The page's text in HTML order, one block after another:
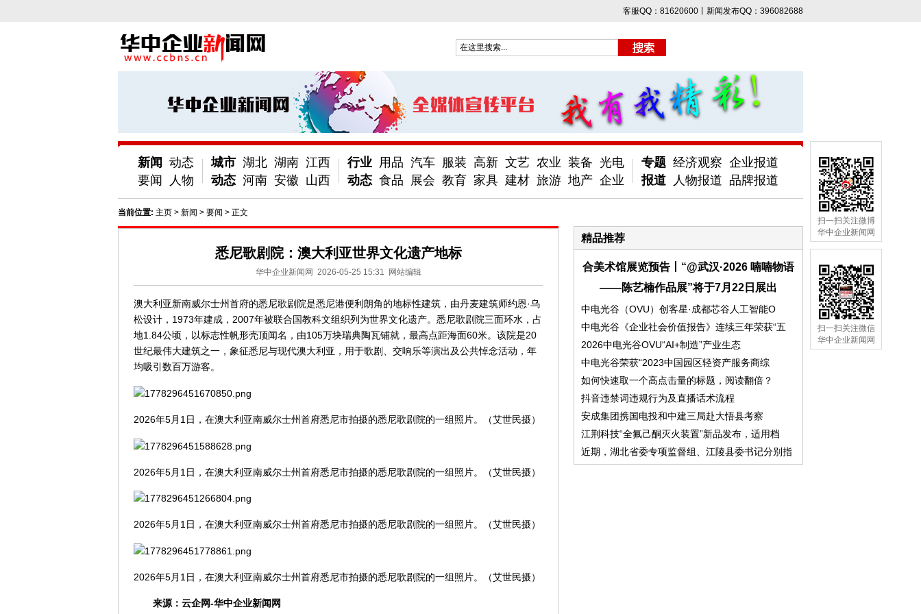
客服QQ：81620600丨新闻发布QQ：396082688
新闻
要闻
动态
人物
城市
动态
湖北 湖南 江西
河南 安徽 山西
行业
动态
用品 汽车 服装 高新 文艺 农业 装备 光电
食品
展会 教育 家具 建材 旅游 地产 企业
专题
报道
经济观察 企业报道
人物报道 品牌报道
扫一扫关注微博
华中企业新闻网
扫一扫关注微信
华中企业新闻网
当前位置: 主页 > 新闻 > 要闻 > 正文
悉尼歌剧院：澳大利亚世界文化遗产地标
华中企业新闻网 2026-05-25 15:31 网站编辑
澳大利亚新南威尔士州首府的悉尼歌剧院是悉尼港便利朗角的地标性建筑，由丹麦建筑师约恩·乌
松设计，1973年建成，2007年被联合国教科文组织列为世界文化遗产。悉尼歌剧院三面环水，占
地1.84公顷，以标志性帆形壳顶闻名，由105万块瑞典陶瓦铺就，最高点距海面60米。该院是‌‌20
世纪最伟大建筑之一，象征悉尼与现代澳大利亚，用于歌剧、交响乐等演出及公共悼念活动，年
均吸引数百万游客。
2026年5月1日，在澳大利亚南威尔士州首府悉尼市拍摄的悉尼歌剧院的一组照片。（艾世民摄）
2026年5月1日，在澳大利亚南威尔士州首府悉尼市拍摄的悉尼歌剧院的一组照片。（艾世民摄）
2026年5月1日，在澳大利亚南威尔士州首府悉尼市拍摄的悉尼歌剧院的一组照片。（艾世民摄）
2026年5月1日，在澳大利亚南威尔士州首府悉尼市拍摄的悉尼歌剧院的一组照片。（艾世民摄）
来源： 云企网-华中企业新闻网
精品推荐
合美术馆展览预告丨“@武汉·2026 喃喃物语
——陈艺楠作品展”将于7月22日展出
中电光谷（OVU）创客星·成都芯谷人工智能O
中电光谷《企业社会价值报告》连续三年荣获“五
2026中电光谷OVU“AI+制造”产业生态
中电光谷荣获“2023中国园区轻资产服务商综
如何快速取一个高点击量的标题，阅读翻倍？
抖音违禁词违规行为及直播话术流程
安成集团携国电投和中建三局赴大悟县考察
江荆科技“全氟己酮灭火装置”新品发布，适用档
近期，湖北省委专项监督组、江陵县委书记分别指